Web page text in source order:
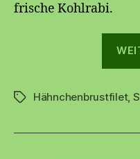
frische Kohlrabi.
Schlagwörter
Hähnchenbrustfilet,